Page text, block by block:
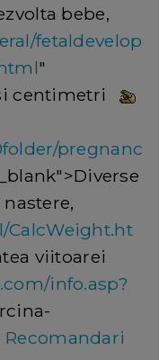
bebe,
fetaldevelop
"
centimetri
pregnanc
CalcWeight.ht
viitoarei
info.asp?
Recomandari